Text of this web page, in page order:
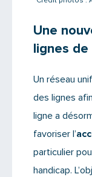
Une
lignes
Un réseau
des lignes
ligne a
favoriser l’
particulier
handicap.